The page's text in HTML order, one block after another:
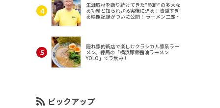
生涯取材を断り続けてきた“総帥”の多大な
る功績と知られざる実像に迫る！貴重すぎ
る映像記録がついに公開！ ラーメン二郎
隠れ家的新店で楽しむクラシカル家系ラー
メン。練馬の「横浜豚骨醤油ラーメン
YOLO」でラ飲み！
ピックアップ